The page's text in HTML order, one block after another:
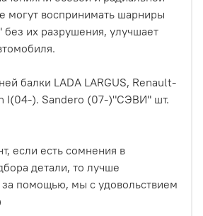
могут воспринимать шарниры
их разрушения, улучшает
балки LADA LARGUS, Renault-
I(04-). Sandero (07-)"СЭВИ" шт.
если есть сомнения в
детали, то лучше
за помощью, мы с удовольствием